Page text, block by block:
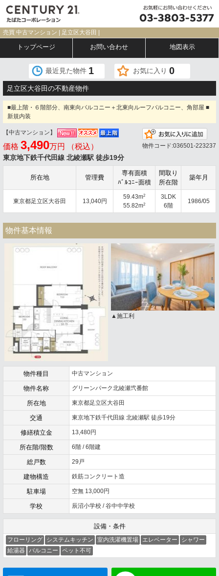
売買 中古マンション | 足立区大谷田 |
トップページ お問い合わせ 地図表示
最近見た物件 1 お気に入り 0
足立区大谷田の不動産物件
■最上階・６階部分、南東向バルコニー＋北東向ルーフバルコニー、角部屋 ■
新規内装
【中古マンション】
価格 3,490万円 （税込）
東京地下鉄千代田線 北綾瀬駅 徒歩19分
物件コード:036501-223237
所在地 管理費
専有面積
ﾊﾞﾙｺﾆｰ面積
間取り
所在階
築年月
東京都足立区大谷田 13,040円
59.43m2
55.82m2
3LDK
6階
1986/05
物件基本情報
▲施工利
物件種目 中古マンション
物件名称 グリーンパーク北綾瀬弐番館
所在地 東京都足立区大谷田
交通 東京地下鉄千代田線 北綾瀬駅 徒歩19分
修繕積立金 13,480円
所在階/階数 6階 / 6階建
総戸数 29戸
建物構造 鉄筋コンクリート造
駐車場 空無 13,000円
学校 辰沼小学校 / 谷中中学校
設備・条件
フローリング システムキッチン 室内洗濯機置場 エレベーター
シャワー
給湯器
バルコニー ペット不可
メールでお問い合わせ